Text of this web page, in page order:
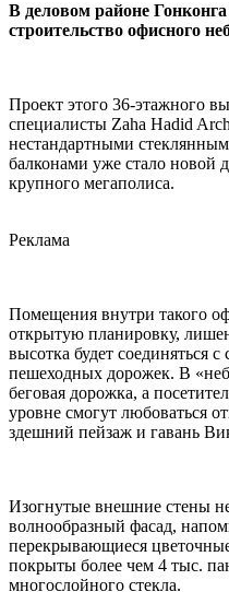
В деловом районе
строительство офисного
Проект этого 36-этажного
специалисты Zaha Hadid
нестандартными
балконами уже стало новой
крупного мегаполиса.
Реклама
Помещения внутри такого
открытую планировку,
высотка будет соединяться
пешеходных дорожек. В
беговая дорожка, а
уровне смогут любоваться
здешний пейзаж и гавань
Изогнутые внешние стены
волнообразный фасад,
перекрывающиеся
покрыты более чем 4 тыс.
многослойного стекла.